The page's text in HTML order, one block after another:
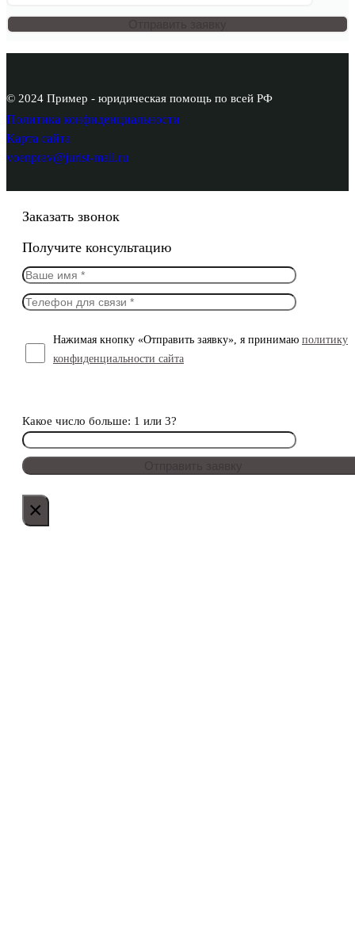
© 2024 Пример - юридическая помощь по всей РФ
Политика конфиденциальности
Карта сайта
voenprav@jurist-mail.ru
Заказать звонок
Получите консультацию
Нажимая кнопку «Отправить заявку», я принимаю политику
конфиденциальности сайта
Какое число больше: 1 или 3?
×